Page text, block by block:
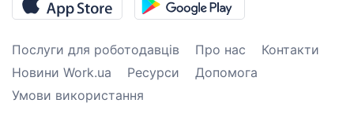
Послуги для роботодавців Про нас
Контакти
Новини Work.ua
Ресурси
Допомога
Умови використання